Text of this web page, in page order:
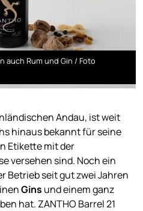
auch Rum und Gin / Foto
Andau, ist weit
hinaus bekannt für seine
Etikette mit der
versehen sind. Noch ein
Betrieb seit gut zwei Jahren
Gins und einem ganz
hat. ZANTHO Barrel 21